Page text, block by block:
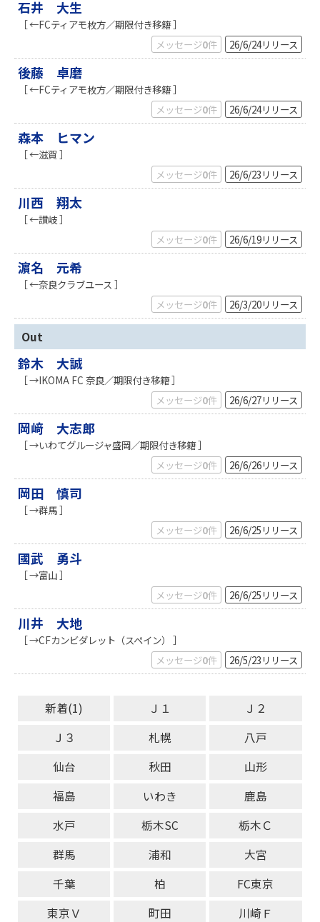
石井 大生
［ ←FCティアモ枚方／期限付き移籍 ］
メッセージ0件 26/6/24リリース
後藤 卓磨
［ ←FCティアモ枚方／期限付き移籍 ］
メッセージ0件 26/6/24リリース
森本 ヒマン
［ ←滋賀 ］
メッセージ0件 26/6/23 リリース
川西 翔太
［ ←讃岐 ］
メッセージ0件 26/6/19リリース
濵名 元希
［ ←奈良クラブユース ］
メッセージ0件 26/3/20リリース
Out
鈴木 大誠
［ →IKOMA FC 奈良／期限付き移籍 ］
メッセージ0件 26/6/27リリース
岡﨑 大志郎
［ →いわてグルージャ盛岡／期限付き移籍 ］
メッセージ0件 26/6/26リリース
岡田 慎司
［ →群馬 ］
メッセージ0件 26/6/25 リリース
國武 勇斗
［ →富山 ］
メッセージ0件 26/6/25 リリース
川井 大地
［ →CFカンビダレット（スペイン） ］
メッセージ0件 26/5/23 リリース
新着(1) Ｊ１
Ｊ２
Ｊ３
札幌
八戸
仙台
秋田
山形
福島
いわき
鹿島
水戸
栃木SC
栃木Ｃ
群馬
浦和
大宮
千葉
柏
FC東京
東京Ｖ
町田
川崎Ｆ